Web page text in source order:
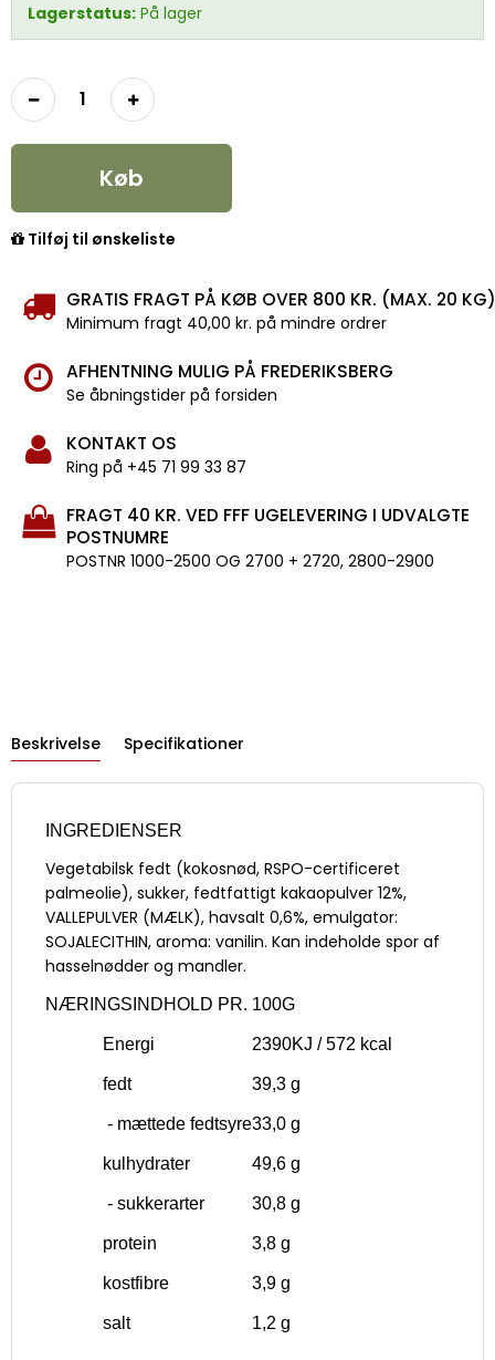
Lagerstatus: På lager
Køb
Tilføj til ønskeliste
GRATIS FRAGT PÅ KØB OVER 800 KR. (MAX. 20 KG)
Minimum fragt 40,00 kr. på mindre ordrer
AFHENTNING MULIG PÅ FREDERIKSBERG
Se åbningstider på forsiden
KONTAKT OS
Ring på +45 71 99 33 87
FRAGT 40 KR. VED FFF UGELEVERING I UDVALGTE
POSTNUMRE
POSTNR 1000-2500 OG 2700 + 2720, 2800-2900
Beskrivelse Specifikationer
INGREDIENSER
Vegetabilsk fedt (kokosnød, RSPO-certificeret
palmeolie), sukker, fedtfattigt kakaopulver 12%,
VALLEPULVER (MÆLK), havsalt 0,6%, emulgator:
SOJALECITHIN, aroma: vanilin. Kan indeholde spor af
hasselnødder og mandler.
NÆRINGSINDHOLD PR. 100G
Energi 2390KJ / 572 kcal
fedt 39,3 g
- mættede fedtsyre33,0 g
kulhydrater 49,6 g
- sukkerarter 30,8 g
protein 3,8 g
kostfibre 3,9 g
salt 1,2 g